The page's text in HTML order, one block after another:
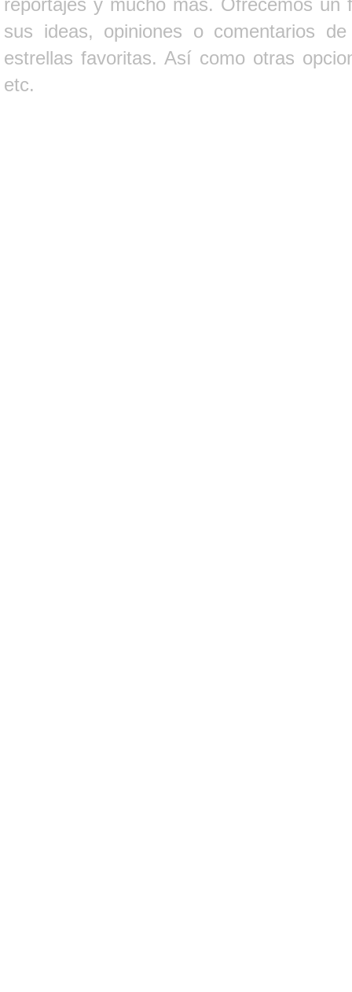
sus ideas, opiniones o comentarios
estrellas favoritas. Así como otras
etc.